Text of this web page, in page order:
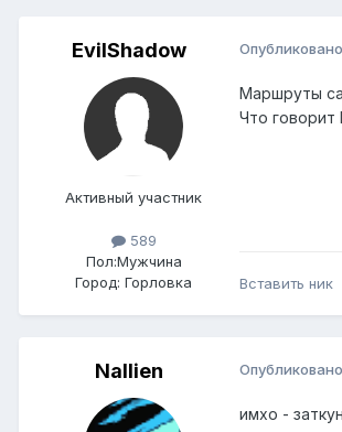
EvilShadow
Активный участник
589
Пол:Мужчина
Город: Горловка
Опубликовано
Маршруты
Что говорит
Вставить ник
Nallien Опубликовано
имхо -